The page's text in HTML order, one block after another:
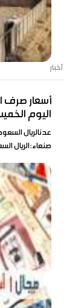
أخبار
أسعار صرف
اليوم الخميس 6 أغسطس في
صنعاء:الريال